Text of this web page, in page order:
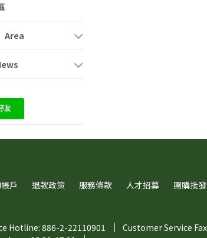
Area
戶 退款政策 服務條款 人才招募 團購批
Hotline: 886-2-22110901
Customer Service